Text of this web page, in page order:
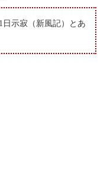
日示寂（新風記）とあ